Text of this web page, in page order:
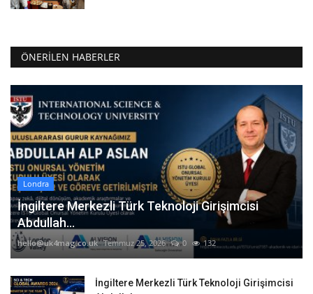
ÖNERILEN HABERLER
Londra
İngiltere Merkezli Türk Teknoloji Girişimcisi
Abdullah...
hello@uk4mag.co.uk Temmuz 25, 2026 0 132
İngiltere Merkezli Türk Teknoloji Girişimcisi